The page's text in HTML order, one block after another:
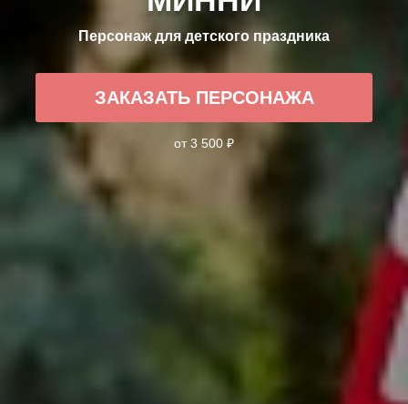
Персонаж для детского праздника
ЗАКАЗАТЬ ПЕРСОНАЖА
от 3 500 ₽